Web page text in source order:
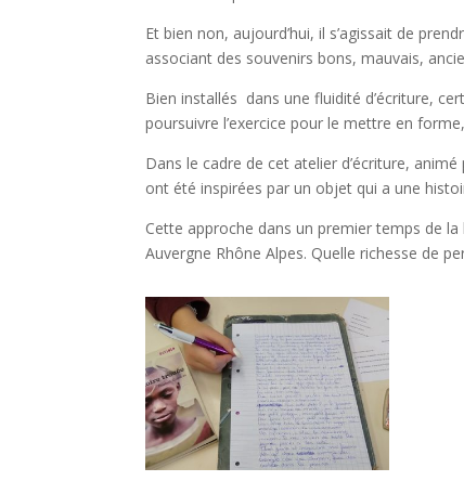
Et bien non, aujourd’hui, il s’agissait de
associant des souvenirs bons, mauvais,
Bien installés dans une fluidité d’écriture,
poursuivre l’exercice pour le mettre en
Dans le cadre de cet atelier d’écriture,
ont été inspirées par un objet qui a une
Cette approche dans un premier temps de la
Auvergne Rhône Alpes. Quelle richesse de